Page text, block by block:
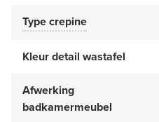
Type crepine
Kleur detail wastafel
Afwerking
badkamermeubel